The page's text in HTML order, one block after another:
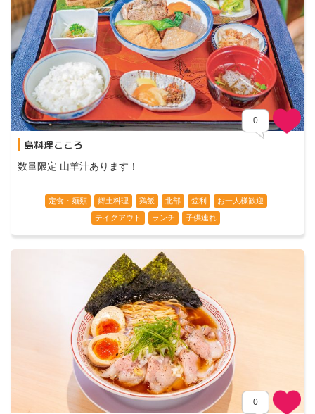
0
島料理こころ
数量限定 山羊汁あります！
定食・麺類 郷土料理 鶏飯 北部 笠利
お一人様歓迎
テイクアウト
ランチ 子供連れ
0